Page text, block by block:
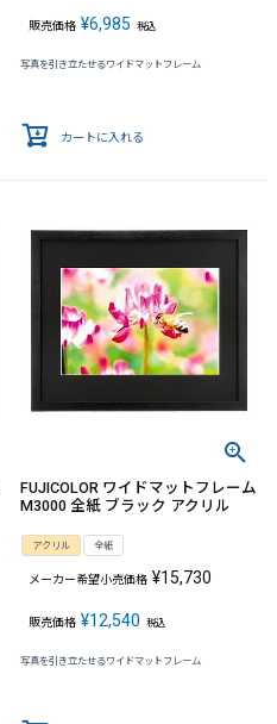
販売価格 ¥6,985 税込
写真を引き立たせるワイドマットフレーム
カートに入れる
FUJICOLOR ワイドマットフレーム
M3000 全紙 ブラック アクリル
アクリル 全紙
メーカー希望小売価格 ¥15,730
販売価格 ¥12,540 税込
写真を引き立たせるワイドマットフレーム